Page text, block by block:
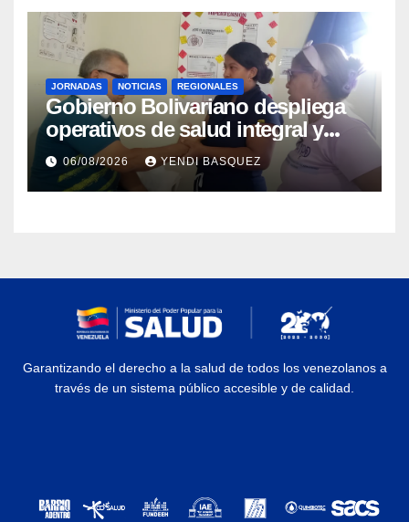
JORNADAS NOTICIAS REGIONALES
Gobierno Bolivariano despliega
operativos de salud integral y
protección social en los
municipios Sucre y Mario
Briceño Iragorry del estado
06/08/2026 YENDI BASQUEZ
Garantizando el derecho a la salud de todos los venezolanos a
través de un sistema público accesible y de calidad.